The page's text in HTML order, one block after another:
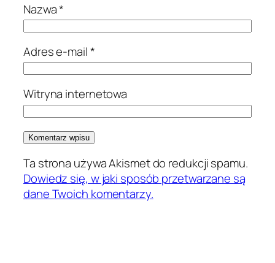
Nazwa*
Adres e-mail*
Witryna internetowa
Ta strona używa Akismet do redukcji spamu.
Dowiedz się, w jaki sposób przetwarzane są
dane Twoich komentarzy.